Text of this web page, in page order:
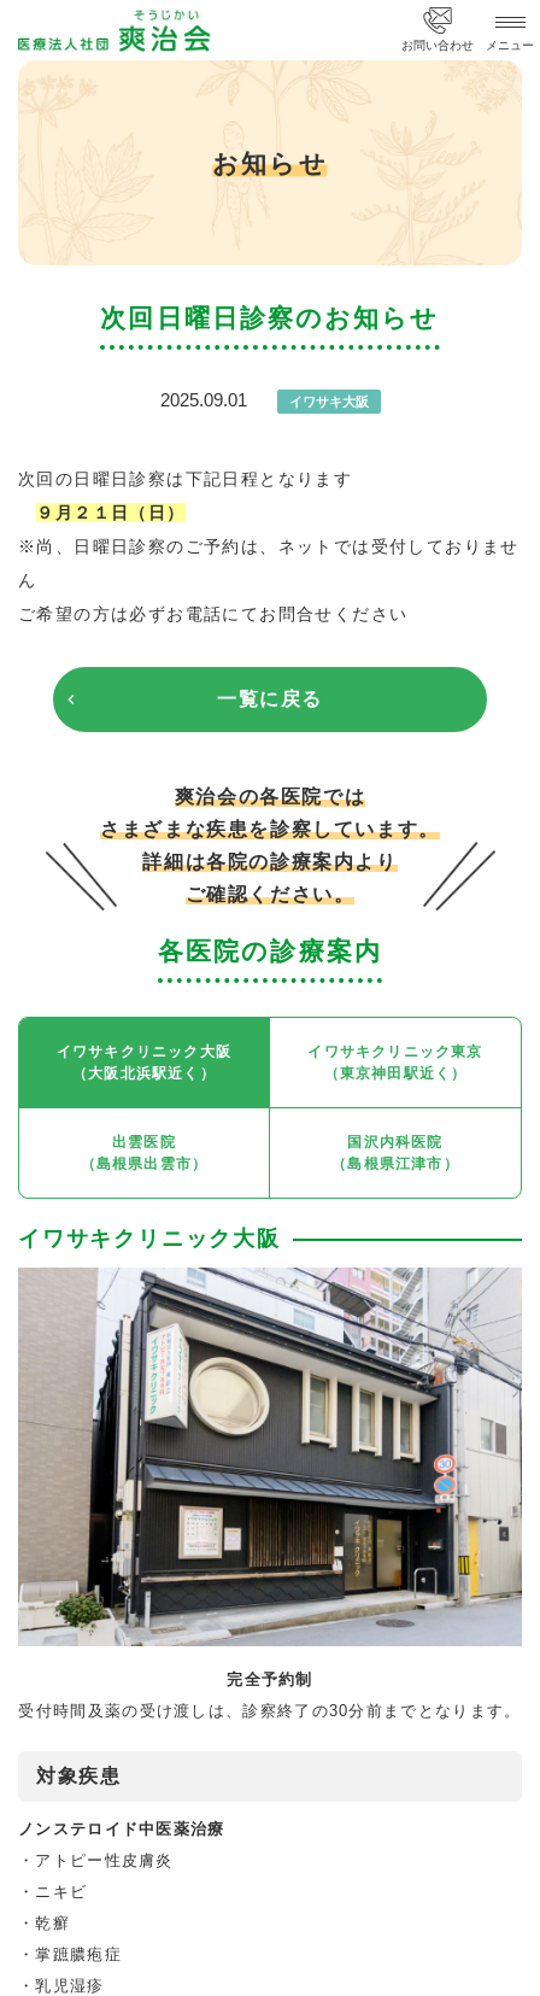
メニュー
お問い合わせ
お知らせ
次回日曜日診察のお知らせ
2025.09.01 イワサキ大阪
次回の日曜日診察は下記日程となります
９月２１日（日）
※尚、日曜日診察のご予約は、ネットでは受付しておりませ
ん
ご希望の方は必ずお電話にてお問合せください
一覧に戻る
爽治会の各医院では
さまざまな疾患を診察しています。
詳細は各院の診療案内より
ご確認ください。
各医院の診療案内
イワサキクリニック大阪
（大阪北浜駅近く）
イワサキクリニック東京
（東京神田駅近く）
出雲医院
（島根県出雲市）
国沢内科医院
（島根県江津市）
イワサキクリニック大阪
完全予約制
受付時間及薬の受け渡しは、診察終了の30分前までとなります。
対象疾患
ノンステロイド中医薬治療
アトピー性⽪膚炎
ニキビ
乾癬
掌蹠膿疱症
乳児湿疹